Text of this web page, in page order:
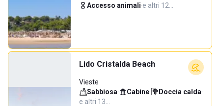
Accesso animali·e altri 12…
Lido Cristalda Beach
Vieste
Sabbiosa· Cabine· Doccia calda·
e altri 13…